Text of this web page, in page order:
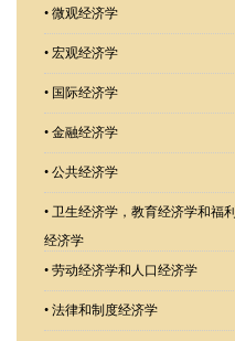
• 微观经济学
• 宏观经济学
• 国际经济学
• 金融经济学
• 公共经济学
• 卫生经济学，教育经济学和福利
经济学
• 劳动经济学和人口经济学
• 法律和制度经济学